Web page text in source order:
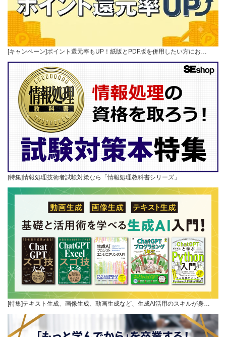
[キャンペーン]ポイント還元率もUP！紙版とPDF版を併用したい方にお…
[特集]情報処理技術者試験対策なら「情報処理教科書シリーズ」
[特集]テキスト生成、画像生成、動画生成など、生成AI活用のスキルが身…